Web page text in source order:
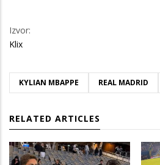
Izvor:
Klix
KYLIAN MBAPPE REAL MADRID
RELATED ARTICLES